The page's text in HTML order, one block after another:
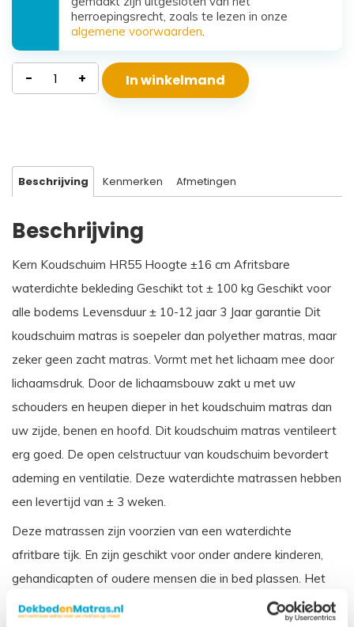
herroepingsrecht, zoals te lezen in onze
algemene voorwaarden
Waterdicht
Koudschuim
- + In winkelmand
Beschrijving Kenmerken Afmetingen
Beschrijving
Kern Koudschuim HR55 Hoogte ±16 cm Afritsbare
waterdichte bekleding Geschikt tot ± 100 kg Geschikt voor
alle bodems Levensduur ± 10-12 jaar 3 Jaar garantie Dit
koudschuim matras is soepeler dan polyether matras, maar
zeker geen zacht matras. Vormt met het lichaam mee door
lichaamsdruk. Door de lichaamsbouw zakt u met uw
schouders en heupen dieper in het koudschuim matras dan
uw zijde, benen en hoofd. Dit koudschuim matras ventileert
erg goed. De open celstructuur van koudschuim bevordert
ademing en ventilatie. Deze waterdichte matrassen hebben
een levertijd van ± 3 weken.
Deze matrassen zijn voorzien van een waterdichte
afritbare tijk. En zijn geschikt voor onder andere kinderen,
gehandicapten of oudere mensen die in bed plassen. Het
matras wordt beschermd door de waterdichte tijk, en is ook